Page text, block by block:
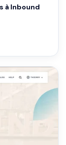
à Inbound